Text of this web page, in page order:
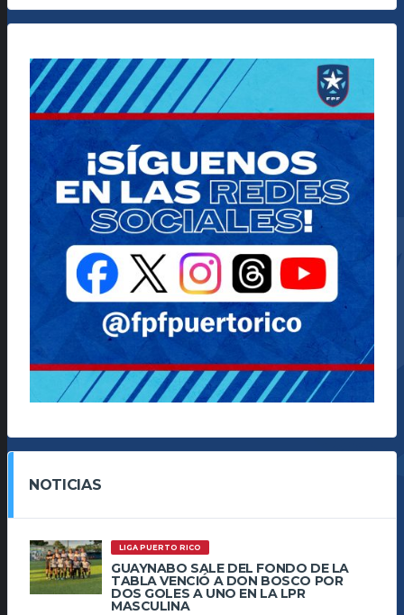
NOTICIAS
LIGA PUERTO RICO
GUAYNABO SALE DEL FONDO DE LA
TABLA VENCIÓ A DON BOSCO POR
DOS GOLES A UNO EN LA LPR
MASCULINA